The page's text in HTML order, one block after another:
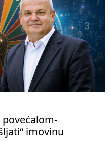
imovinu